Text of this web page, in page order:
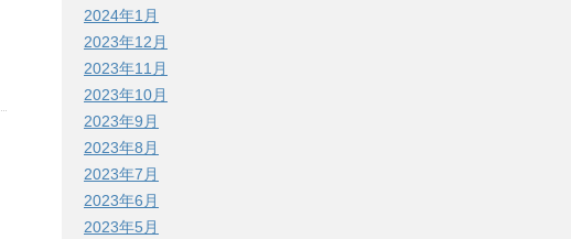
2024年1月
2023年12月
2023年11月
2023年10月
2023年9月
2023年8月
2023年7月
2023年6月
2023年5月